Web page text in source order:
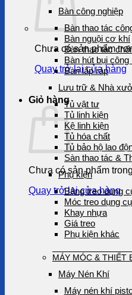
Chưa có sản phẩm
Quay trở lại cửa hàng
Giỏ hàng
Chưa có sản phẩm
Quay trở lại cửa hàng
Bàn công nghiệp
Bàn thao tác
Bàn nguội cơ khí
Bàn thao tác
Bàn hút bụi công
Bàn lắp ráp
Lưu trữ & Nhà
Tủ vật tư
Tủ linh kiện
Kệ linh kiện
Tủ hóa chất
Tủ bảo hộ lao
Sàn thao tác &
Phụ kiện
Bảng treo dụng
Móc treo dụng cụ
Khay nhựa
Giá treo
Phụ kiện khác
MÁY MÓC & THIẾT
Máy Nén Khí
Máy nén khí